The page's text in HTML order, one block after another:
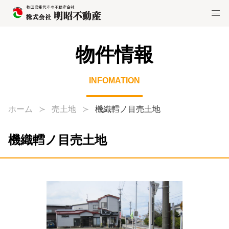
物件情報
INFOMATION
ホーム 売土地 機織轌ノ目売土地
機織轌ノ目売土地